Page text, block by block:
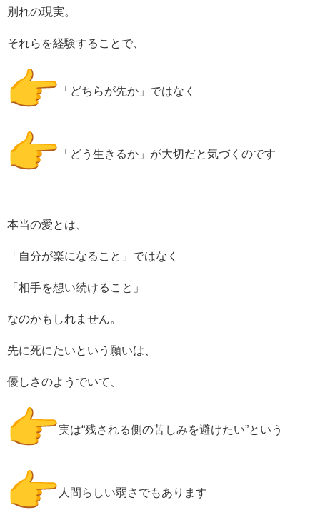
別れの現実。
それらを経験することで、
「どちらが先か」ではなく
「どう生きるか」が大切だと気づくのです
本当の愛とは、
「自分が楽になること」ではなく
「相手を想い続けること」
なのかもしれません。
先に死にたいという願いは、
優しさのようでいて、
実は“残される側の苦しみを避けたい”という
人間らしい弱さでもあります